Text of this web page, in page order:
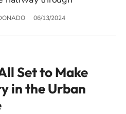
06/13/2024
Set to Make
in the Urban